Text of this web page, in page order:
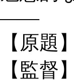
――
【原題
【監督